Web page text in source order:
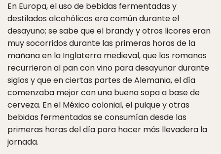
En Europa, el uso de bebidas fermentadas y
destilados alcohólicos era común durante el
desayuno; se sabe que el brandy y otros licores eran
muy socorridos durante las primeras horas de la
mañana en la Inglaterra medieval, que los romanos
recurrieron al pan con vino para desayunar durante
siglos y que en ciertas partes de Alemania, el día
comenzaba mejor con una buena sopa a base de
cerveza. En el México colonial, el pulque y otras
bebidas fermentadas se consumían desde las
primeras horas del día para hacer más llevadera la
jornada.